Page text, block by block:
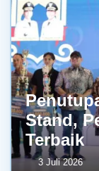
Stand,
Terbaik
3 Juli 2026